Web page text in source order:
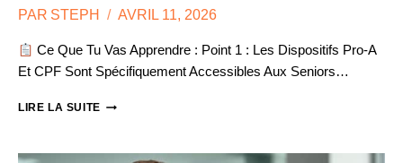
PAR STEPH AVRIL 11, 2026
Ce Que Tu Vas Apprendre : Point 1 : Les Dispositifs Pro-A
Et CPF Sont Spécifiquement Accessibles Aux Seniors…
LIRE LA SUITEFINANCER
POUR